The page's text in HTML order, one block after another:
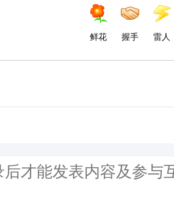
鲜花 握手 雷人